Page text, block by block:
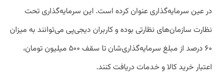
در عین سرمایه‌گذاری عنوان کرده است. این سرمایه‌گذاری تحت
نظارت سازمان‌های نظارتی بوده و کاربران دیجی‌پی می‌توانند به میزان
۶۰ درصد از مبلغ سرمایه‌گذاری‌شان تا سقف ۵۰۰ میلیون تومان،
اعتبار خرید کالا و خدمات دریافت کنند.